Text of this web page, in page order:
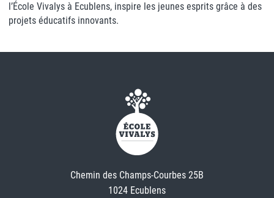
l’École Vivalys à Ecublens, inspire les jeunes esprits grâce à des
projets éducatifs innovants.
Chemin des Champs-Courbes 25B
1024 Ecublens